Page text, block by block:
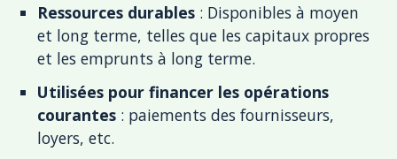
Ressources durables : Disponibles à moyen
et long terme, telles que les capitaux propres
et les emprunts à long terme.
Utilisées pour financer les opérations
courantes : paiements des fournisseurs,
loyers, etc.